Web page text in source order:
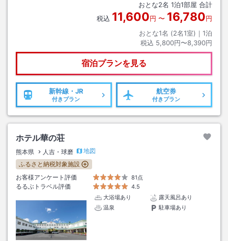
おとな2名 1泊1部屋 合計
税込 11,600円 〜 16,780円
おとな1名 (2名1室)｜ 1泊
税込 5,800円〜8,390円
宿泊プランを見る
新幹線・JR
付きプラン
航空券
付きプラン
ホテル華の荘
熊本県 人吉・球磨
地図
ふるさと納税対象施設
お客様アンケート評価
81点
るるぶトラベル評価
4.5
大浴場あり
露天風呂あり
温泉
駐車場あり